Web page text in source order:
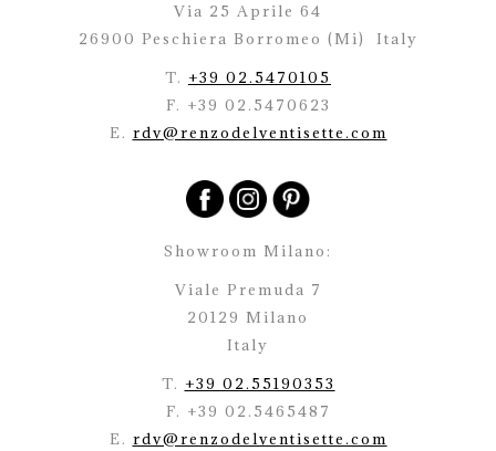
Via 25 Aprile 64
26900 Peschiera Borromeo (Mi)
Italy
T. +39 02.5470105
F. +39 02.5470623
E. rdv@renzodelventisette.com
Showroom Milano:
Viale Premuda 7
20129 Milano
Italy
T. +39 02.55190353
F. +39 02.5465487
E. rdv@renzodelventisette.com